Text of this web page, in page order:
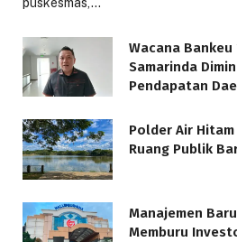
Wacana Bankeu
Samarinda
Pendapatan
Polder Air
Ruang Publik
Manajemen
Memburu